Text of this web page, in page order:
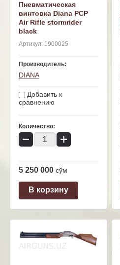
Пневматическая
винтовка Diana PCP
Air Rifle stormrider
black
Артикул: 1900025
Производитель:
DIANA
Добавить к
сравнению
Количество:
− +
5 250 000 сўм
В корзину